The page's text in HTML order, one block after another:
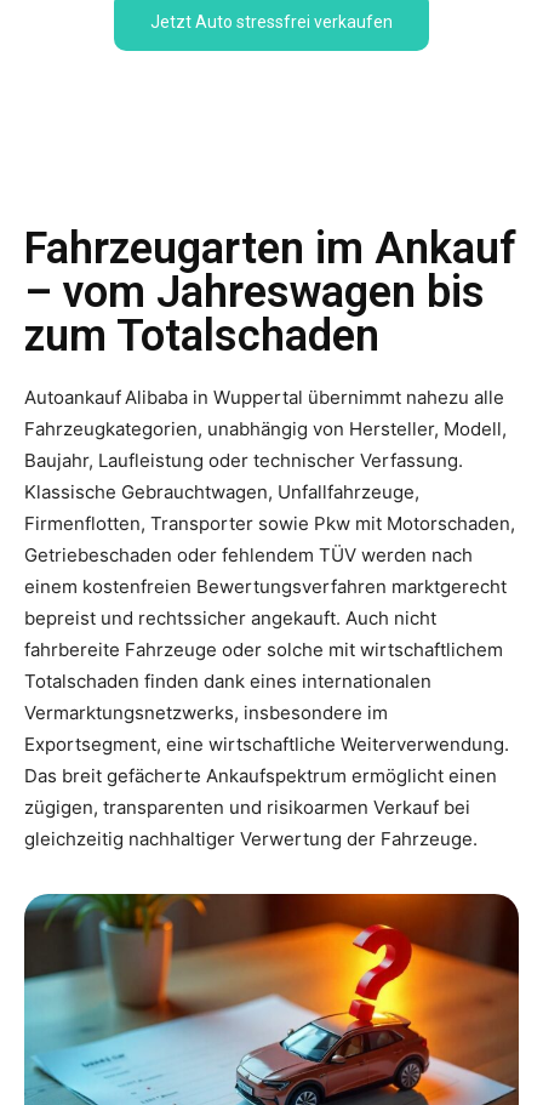
Jetzt Auto stressfrei verkaufen
Fahrzeugarten im Ankauf
– vom Jahreswagen bis
zum Totalschaden
Autoankauf Alibaba in Wuppertal übernimmt nahezu alle
Fahrzeugkategorien, unabhängig von Hersteller, Modell,
Baujahr, Laufleistung oder technischer Verfassung.
Klassische Gebrauchtwagen, Unfallfahrzeuge,
Firmenflotten, Transporter sowie Pkw mit Motorschaden,
Getriebeschaden oder fehlendem TÜV werden nach
einem kostenfreien Bewertungsverfahren marktgerecht
bepreist und rechtssicher angekauft. Auch nicht
fahrbereite Fahrzeuge oder solche mit wirtschaftlichem
Totalschaden finden dank eines internationalen
Vermarktungsnetzwerks, insbesondere im
Exportsegment, eine wirtschaftliche Weiterverwendung.
Das breit gefächerte Ankaufspektrum ermöglicht einen
zügigen, transparenten und risikoarmen Verkauf bei
gleichzeitig nachhaltiger Verwertung der Fahrzeuge.